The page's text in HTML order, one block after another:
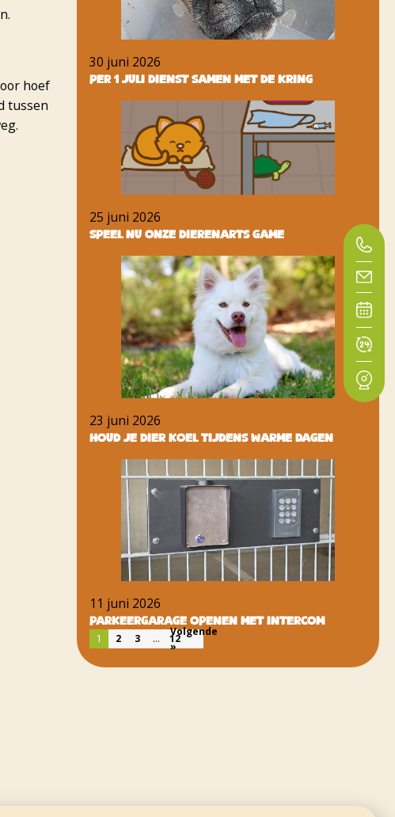
hoef
tussen
30 juni 2026
Per 1 juli dienst samen met de Kring
25 juni 2026
Speel nu onze dierenarts game
23 juni 2026
Houd je dier koel tijdens warme dagen
11 juni 2026
Parkeergarage openen met intercom
1
2 3 … 12
Volgende
»